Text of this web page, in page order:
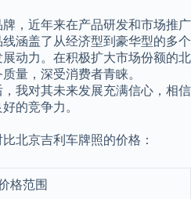
，近年来在产品研发和市场推广
涵盖了从经济型到豪华型的多个
动力。在积极扩大市场份额的北
量，深受消费者青睐。
我对其未来发展充满信心，相信
的竞争力。
北京吉利车牌照的价格：
格范围